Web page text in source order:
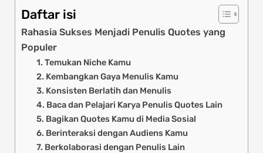
Daftar isi
Rahasia Sukses Menjadi Penulis Quotes yang
Populer
1. Temukan Niche Kamu
2. Kembangkan Gaya Menulis Kamu
3. Konsisten Berlatih dan Menulis
4. Baca dan Pelajari Karya Penulis Quotes Lain
5. Bagikan Quotes Kamu di Media Sosial
6. Berinteraksi dengan Audiens Kamu
7. Berkolaborasi dengan Penulis Lain